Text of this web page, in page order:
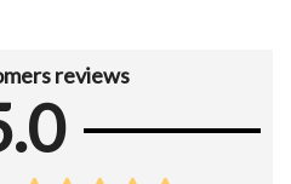
reviews